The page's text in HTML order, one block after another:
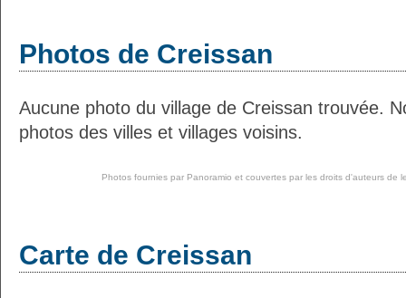
Photos de Creissan
Aucune photo du village de Creissan trouvée.
photos des villes et villages voisins.
Photos fournies par Panoramio et couvertes par les droits d'auteurs de
Carte de Creissan